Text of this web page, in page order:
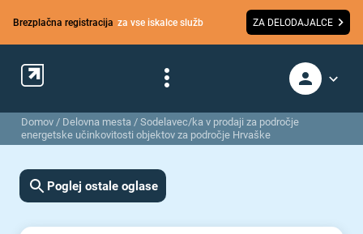
Brezplačna registracija za vse iskalce služb ZA DELODAJALCE
Domov / Delovna mesta / Sodelavec/ka v prodaji za področje
energetske učinkovitosti objektov za področje Hrvaške
Poglej ostale oglase